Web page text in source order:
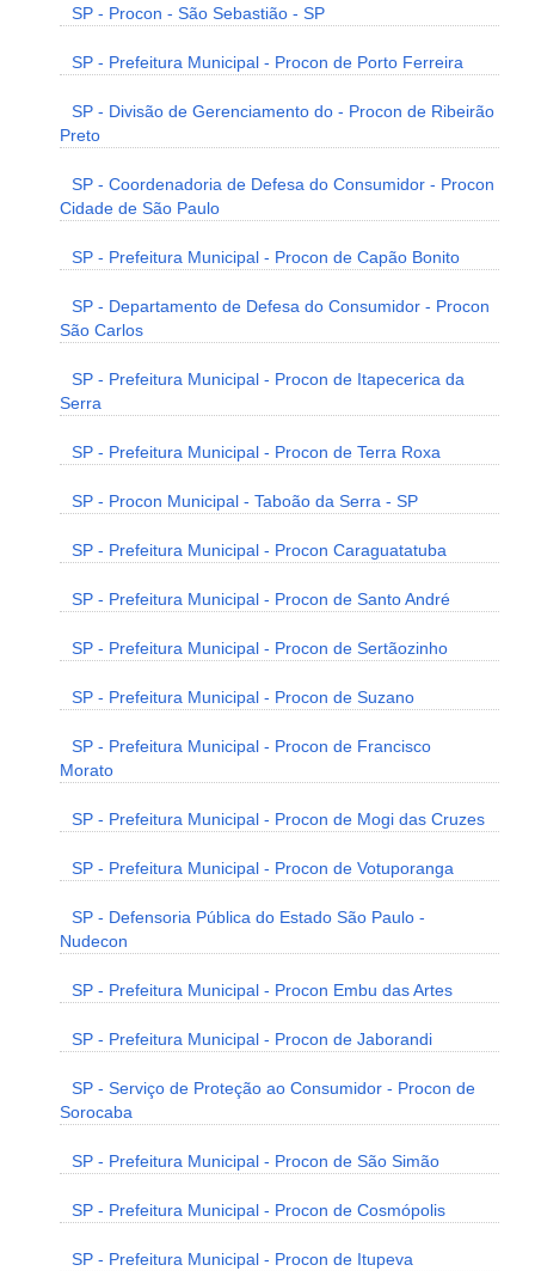
SP - Procon - São Sebastião - SP
SP - Prefeitura Municipal - Procon de Porto Ferreira
SP - Divisão de Gerenciamento do - Procon de Ribeirão
Preto
SP - Coordenadoria de Defesa do Consumidor - Procon
Cidade de São Paulo
SP - Prefeitura Municipal - Procon de Capão Bonito
SP - Departamento de Defesa do Consumidor - Procon
São Carlos
SP - Prefeitura Municipal - Procon de Itapecerica da
Serra
SP - Prefeitura Municipal - Procon de Terra Roxa
SP - Procon Municipal - Taboão da Serra - SP
SP - Prefeitura Municipal - Procon Caraguatatuba
SP - Prefeitura Municipal - Procon de Santo André
SP - Prefeitura Municipal - Procon de Sertãozinho
SP - Prefeitura Municipal - Procon de Suzano
SP - Prefeitura Municipal - Procon de Francisco
Morato
SP - Prefeitura Municipal - Procon de Mogi das Cruzes
SP - Prefeitura Municipal - Procon de Votuporanga
SP - Defensoria Pública do Estado São Paulo -
Nudecon
SP - Prefeitura Municipal - Procon Embu das Artes
SP - Prefeitura Municipal - Procon de Jaborandi
SP - Serviço de Proteção ao Consumidor - Procon de
Sorocaba
SP - Prefeitura Municipal - Procon de São Simão
SP - Prefeitura Municipal - Procon de Cosmópolis
SP - Prefeitura Municipal - Procon de Itupeva